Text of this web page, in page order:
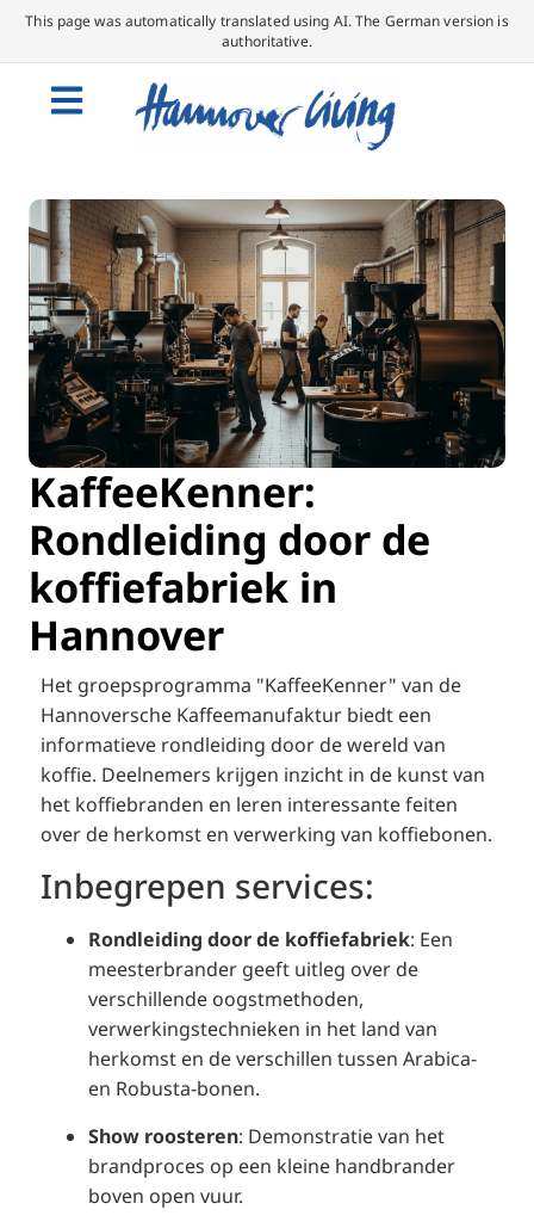
This page was automatically translated using AI. The German version is
authoritative.
KaffeeKenner:
Rondleiding door de
koffiefabriek in
Hannover
Het groepsprogramma "KaffeeKenner" van de
Hannoversche Kaffeemanufaktur biedt een
informatieve rondleiding door de wereld van
koffie. Deelnemers krijgen inzicht in de kunst van
het koffiebranden en leren interessante feiten
over de herkomst en verwerking van koffiebonen.
Inbegrepen services:
Rondleiding door de koffiefabriek: Een
meesterbrander geeft uitleg over de
verschillende oogstmethoden,
verwerkingstechnieken in het land van
herkomst en de verschillen tussen Arabica-
en Robusta-bonen.
Show roosteren: Demonstratie van het
brandproces op een kleine handbrander
boven open vuur.